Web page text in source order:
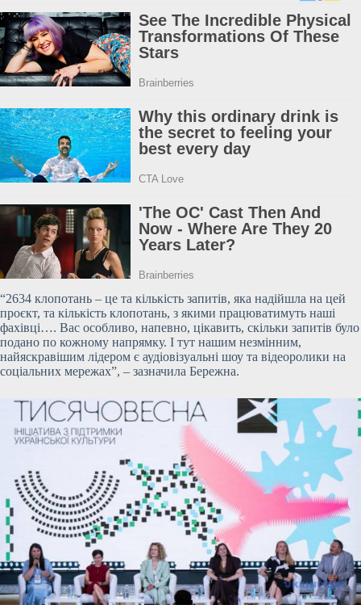
“2634 клопотань – це та кількість запитів, яка надійшла на цей
проєкт, та кількість клопотань, з якими працюватимуть наші
фахівці…. Вас особливо, напевно, цікавить, скільки запитів було
подано по кожному напрямку. І тут нашим незмінним,
найяскравішим лідером є аудіовізуальні шоу та відеоролики на
соціальних мережах”, – зазначила Бережна.